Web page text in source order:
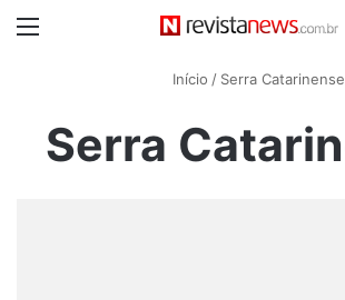
Início / Serra Catarinense
Serra